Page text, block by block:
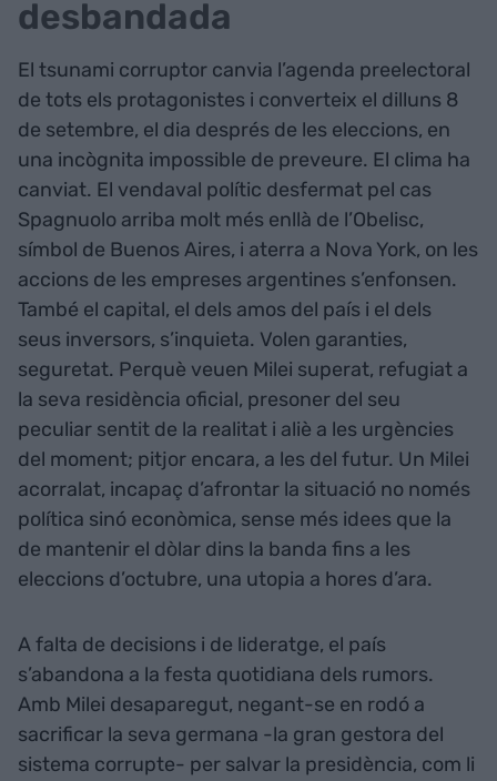
desbandada
El tsunami corruptor canvia l’agenda preelectoral
de tots els protagonistes i converteix el dilluns 8
de setembre, el dia després de les eleccions, en
una incògnita impossible de preveure. El clima ha
canviat. El vendaval polític desfermat pel cas
Spagnuolo arriba molt més enllà de l’Obelisc,
símbol de Buenos Aires, i aterra a Nova York, on les
accions de les empreses argentines s’enfonsen.
També el capital, el dels amos del país i el dels
seus inversors, s’inquieta. Volen garanties,
seguretat. Perquè veuen Milei superat, refugiat a
la seva residència oficial, presoner del seu
peculiar sentit de la realitat i aliè a les urgències
del moment; pitjor encara, a les del futur. Un Milei
acorralat, incapaç d’afrontar la situació no només
política sinó econòmica, sense més idees que la
de mantenir el dòlar dins la banda fins a les
eleccions d’octubre, una utopia a hores d’ara.
A falta de decisions i de lideratge, el país
s’abandona a la festa quotidiana dels rumors.
Amb Milei desaparegut, negant-se en rodó a
sacrificar la seva germana -la gran gestora del
sistema corrupte- per salvar la presidència, com li